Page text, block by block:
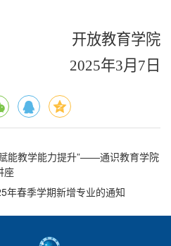
开放教育学院
2025年3月7日
能教学能力提升”——通识教育学院
座
年春季学期新增专业的通知